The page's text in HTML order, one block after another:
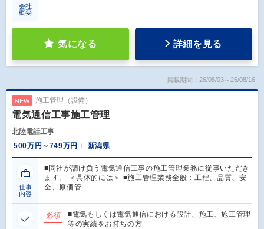
会社
概要
気になる 詳細を見る
掲載期間：26/08/03～26/08/16
NEW 施工管理（設備）
電気通信工事施工管理
北陸電話工事
500万円～749万円
新潟県
仕事
内容
■同社が請け負う電気通信工事の施工管理業務に従事いただき
ます。 ＜具体的には＞ ■施工管理業務全般：工程、品質、安
全、原価管…
必須
■電気もしくは電気通信における設計、施工、施工管理
等の実績をお持ちの方